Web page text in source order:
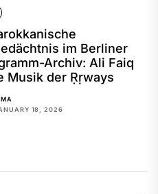
im Berliner
Archiv: Ali Faiq
Musik der Ṛṛways
18, 2026